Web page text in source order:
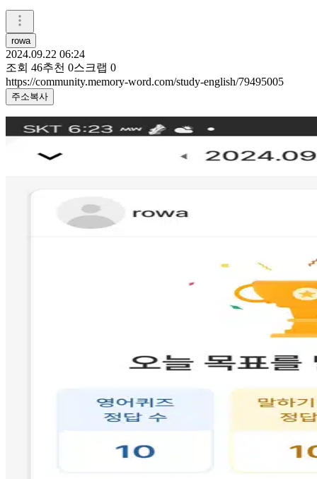
rowa
2024.09.22 06:24
조회 46추천 0스크랩 0
https://community.memory-word.com/study-english/79495005
주소복사